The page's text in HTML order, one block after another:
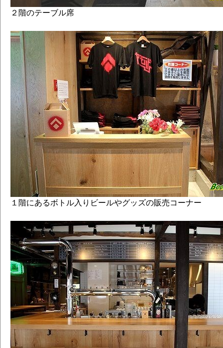
２階のテーブル席
１階にあるボトル入りビールやグッズの販売コーナー